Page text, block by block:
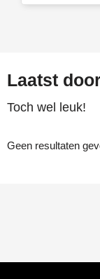
Laatst
Toch wel leuk!
Geen resultaten